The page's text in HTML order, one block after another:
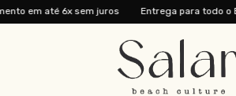
6x sem juros Entrega para todo o Brasil |